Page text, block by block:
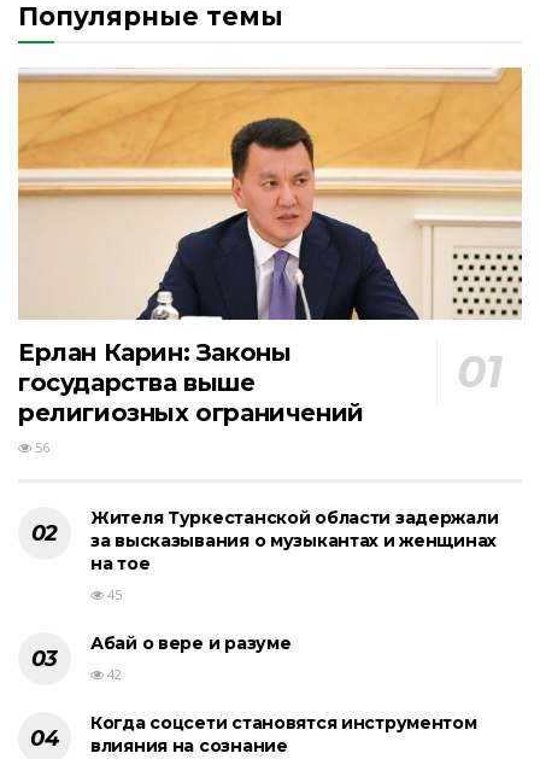
Популярные темы
Ерлан Карин: Законы
государства выше
религиозных ограничений
56
Жителя Туркестанской области задержали
за высказывания о музыкантах и женщинах
на тое
45
Абай о вере и разуме
42
Когда соцсети становятся инструментом
влияния на сознание